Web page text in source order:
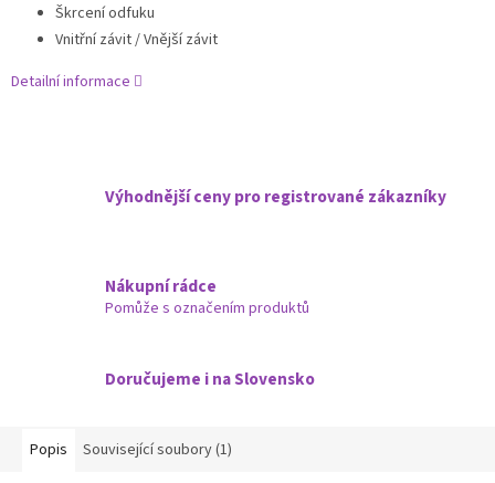
Škrcení odfuku
Vnitřní závit / Vnější závit
Detailní informace
Výhodnější ceny pro registrované zákazníky
Nákupní rádce
Pomůže s označením produktů
Doručujeme i na Slovensko
Popis Související soubory (1)